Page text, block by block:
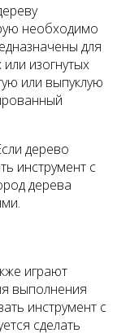
необходимо
для
изогнутых
или выпуклую
дерево
инструмент с
дерева
играют
выполнения
инструмент с
сделать